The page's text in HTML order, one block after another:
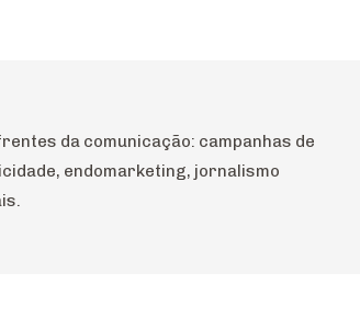
da comunicação: campanhas de
endomarketing, jornalismo